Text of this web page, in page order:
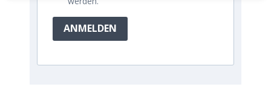
ANMELDEN